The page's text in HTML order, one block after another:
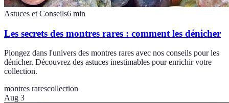
Astuces et Conseils6 min
Les secrets des montres rares : comment les dénicher
Plongez dans l'univers des montres rares avec nos conseils pour les
dénicher. Découvrez des astuces inestimables pour enrichir votre
collection.
montres rarescollection
Aug 3